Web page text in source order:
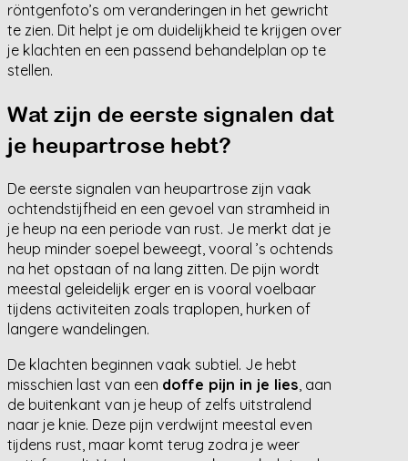
röntgenfoto’s om veranderingen in het gewricht
te zien. Dit helpt je om duidelijkheid te krijgen over
je klachten en een passend behandelplan op te
stellen.
Wat zijn de eerste signalen dat
je heupartrose hebt?
De eerste signalen van heupartrose zijn vaak
ochtendstijfheid en een gevoel van stramheid in
je heup na een periode van rust. Je merkt dat je
heup minder soepel beweegt, vooral ’s ochtends
na het opstaan of na lang zitten. De pijn wordt
meestal geleidelijk erger en is vooral voelbaar
tijdens activiteiten zoals traplopen, hurken of
langere wandelingen.
De klachten beginnen vaak subtiel. Je hebt
misschien last van een doffe pijn in je lies , aan
de buitenkant van je heup of zelfs uitstralend
naar je knie. Deze pijn verdwijnt meestal even
tijdens rust, maar komt terug zodra je weer